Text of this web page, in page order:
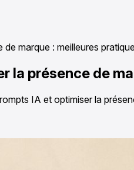
marque : meilleures
la présence de
IA et optimiser la